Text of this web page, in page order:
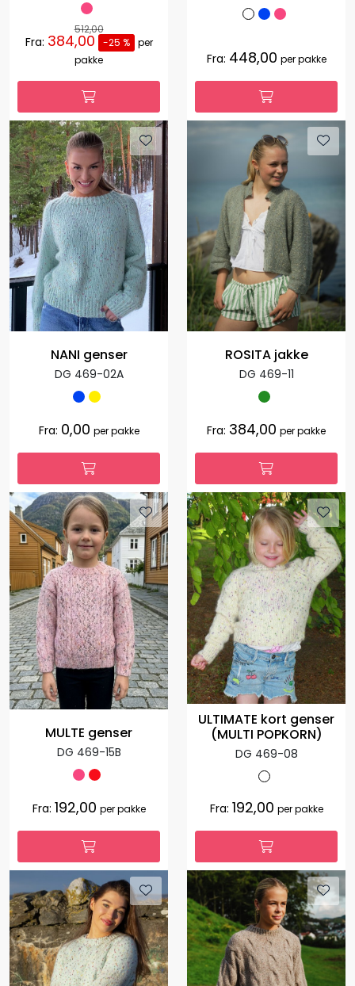
512,00
Fra: 384,00 -25 %
per
pakke
Fra: 448,00 per pakke
NANI genser
DG 469-02A
Fra: 0,00 per pakke
ROSITA jakke
DG 469-11
Fra: 384,00 per pakke
MULTE genser
DG 469-15B
Fra: 192,00 per pakke
ULTIMATE kort genser
(MULTI POPKORN)
DG 469-08
Fra: 192,00 per pakke